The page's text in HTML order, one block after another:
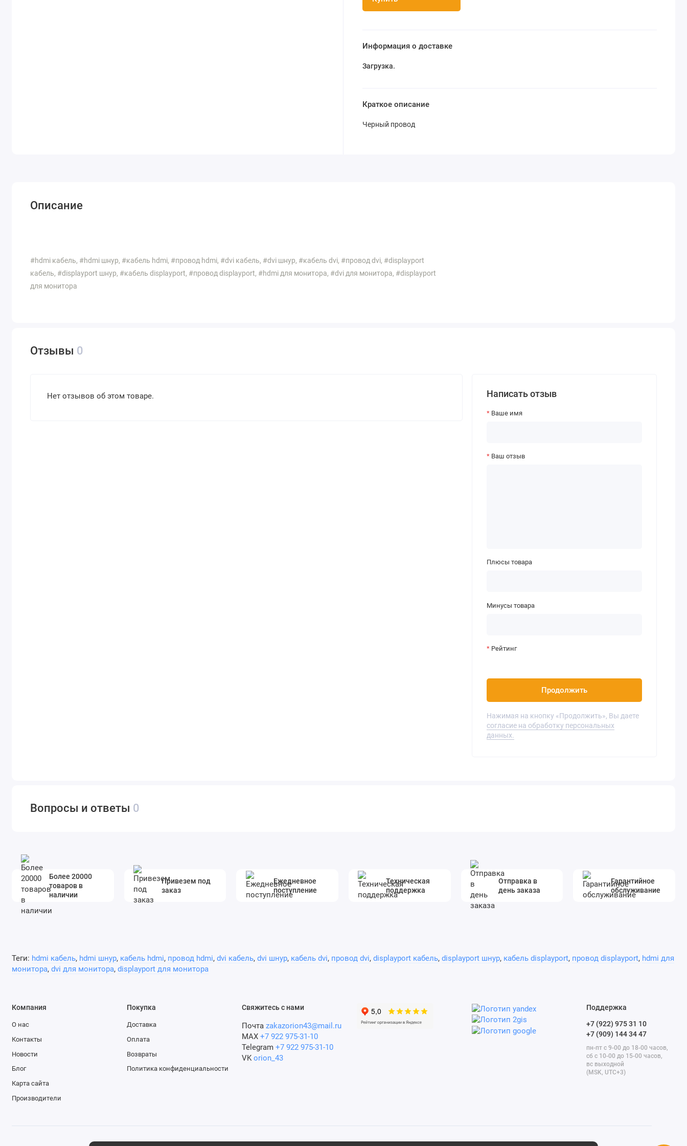
Информация о доставке
Загрузка...
Краткое описание
Черный провод
Описание
#hdmi кабель, #hdmi шнур, #кабель hdmi, #провод hdmi, #dvi кабель, #dvi шнур, #кабель dvi, #провод dvi, #displayport
кабель, #displayport шнур, #кабель displayport, #провод displayport, #hdmi для монитора, #dvi для монитора, #displayport
для монитора
Отзывы 0
Нет отзывов об этом товаре. Написать отзыв
Ваше имя
Ваш отзыв
Плюсы товара
Минусы товара
Рейтинг
Продолжить
Нажимая на кнопку «Продолжить», Вы даете
согласие на обработку персональных
данных.
Вопросы и ответы 0
Более 20000
товаров в
наличии
Привезем под
заказ
Ежедневное
поступление
Техническая
поддержка
Отправка в
день заказа
Гарантийное
обслуживание
Теги: hdmi кабель, hdmi шнур, кабель hdmi, провод hdmi, dvi кабель, dvi шнур, кабель dvi, провод dvi, displayport кабель, displayport шнур, кабель displayport, провод displayport, hdmi для
монитора, dvi для монитора, displayport для монитора
Компания
О нас
Контакты
Новости
Блог
Карта сайта
Производители
Покупка
Доставка
Оплата
Возвраты
Политика конфиденциальности
Свяжитесь с нами
Почта zakazorion43@mail.ru
MAX +7 922 975-31-10
Telegram +7 922 975-31-10
VK orion_43
Поддержка
+7 (922) 975 31 10
+7 (909) 144 34 47
пн-пт с 9-00 до 18-00 часов,
сб с 10-00 до 15-00 часов,
вс выходной
(MSK, UTC+3)